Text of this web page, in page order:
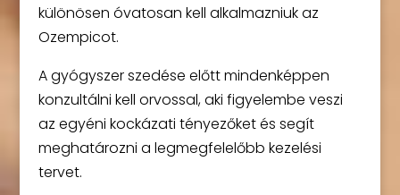
különösen óvatosan kell alkalmazniuk az
Ozempicot.
A gyógyszer szedése előtt mindenképpen
konzultálni kell orvossal, aki figyelembe veszi
az egyéni kockázati tényezőket és segít
meghatározni a legmegfelelőbb kezelési
tervet.